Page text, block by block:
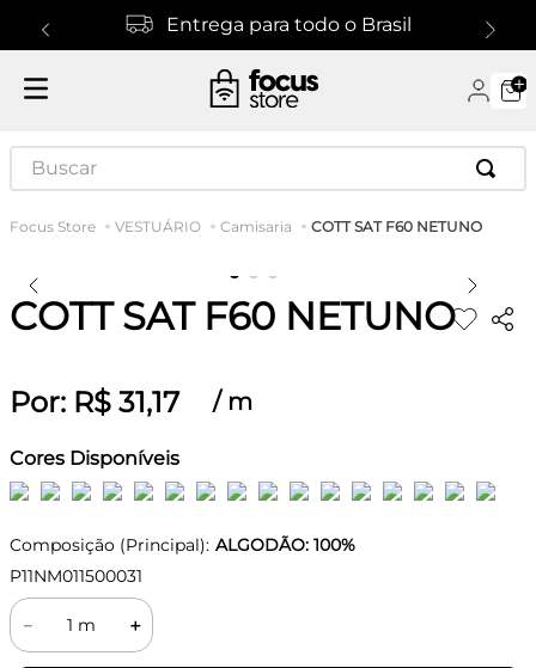
Entrega para todo o Brasil
Buscar
VESTUÁRIO Camisaria COTT SAT F60 NETUNO
COTT SAT F60 NETUNO
Por: R$ 31,17 / m
Cores Disponíveis
Composição (Principal): ALGODÃO: 100%
P11NM011500031
＋
－